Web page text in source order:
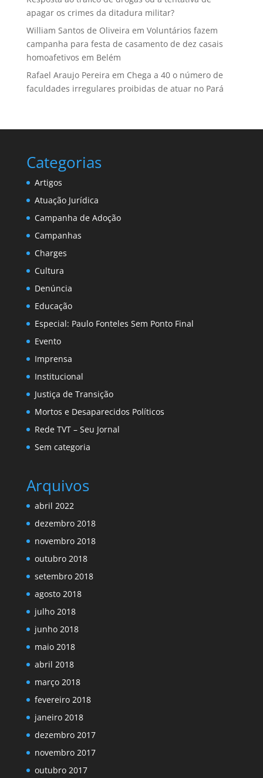
apagar os crimes da ditadura militar?
William Santos de Oliveira em Voluntários fazem
campanha para festa de casamento de dez casais
homoafetivos em Belém
Rafael Araujo Pereira em Chega a 40 o número de
faculdades irregulares proibidas de atuar no Pará
Categorias
Artigos
Atuação Jurídica
Campanha de Adoção
Campanhas
Charges
Cultura
Denúncia
Educação
Especial: Paulo Fonteles Sem Ponto Final
Evento
Imprensa
Institucional
Justiça de Transição
Mortos e Desaparecidos Políticos
Rede TVT – Seu Jornal
Sem categoria
Arquivos
abril 2022
dezembro 2018
novembro 2018
outubro 2018
setembro 2018
agosto 2018
julho 2018
junho 2018
maio 2018
abril 2018
março 2018
fevereiro 2018
janeiro 2018
dezembro 2017
novembro 2017
outubro 2017